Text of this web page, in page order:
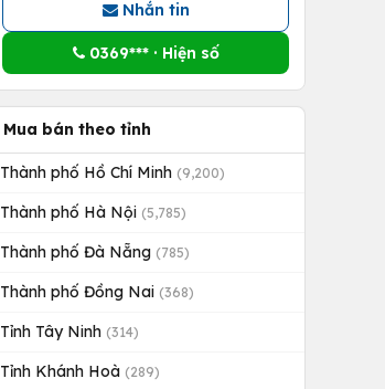
Nhắn tin
0369*** · Hiện số
Mua bán theo tỉnh
Thành phố Hồ Chí Minh (9,200)
Thành phố Hà Nội (5,785)
Thành phố Đà Nẵng (785)
Thành phố Đồng Nai (368)
Tỉnh Tây Ninh (314)
Tỉnh Khánh Hoà (289)